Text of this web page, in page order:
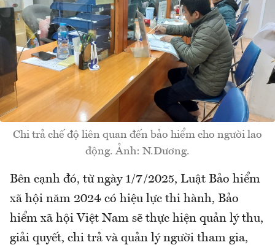
Chi trả chế độ liên quan đến bảo hiểm cho người lao
động. Ảnh: N.Dương.
Bên cạnh đó, từ ngày 1/7/2025, Luật Bảo hiểm
xã hội năm 2024 có hiệu lực thi hành, Bảo
hiểm xã hội Việt Nam sẽ thực hiện quản lý thu,
giải quyết, chi trả và quản lý người tham gia,